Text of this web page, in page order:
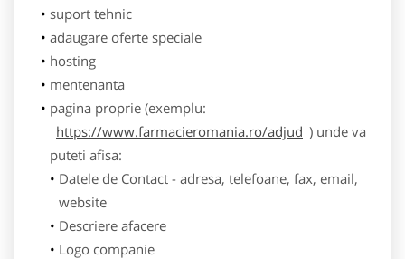
suport tehnic
adaugare oferte speciale
hosting
mentenanta
pagina proprie (exemplu:
https://www.farmacieromania.ro/adjud ) unde va
puteti afisa:
Datele de Contact - adresa, telefoane, fax, email,
website
Descriere afacere
Logo companie